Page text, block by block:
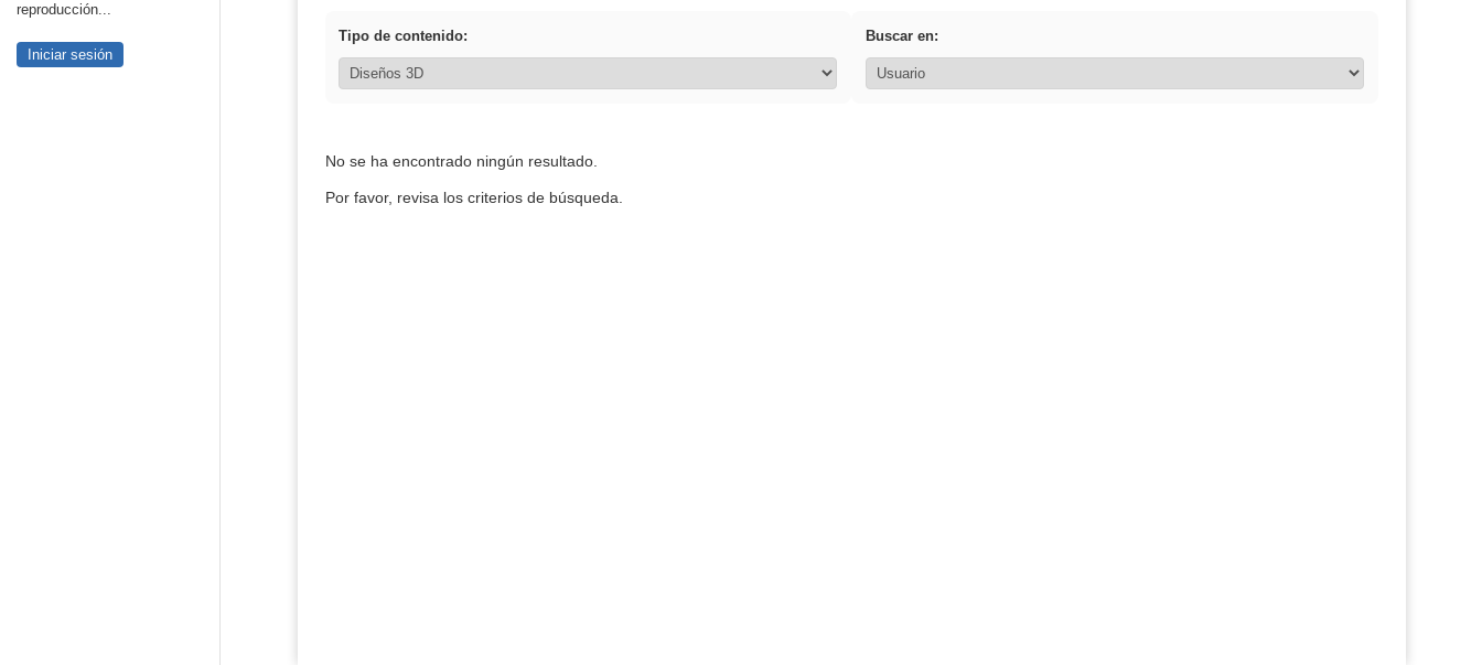
reproducción...
Iniciar sesión
Tipo de contenido: Buscar en:
No se ha encontrado ningún resultado.
Por favor, revisa los criterios de búsqueda.